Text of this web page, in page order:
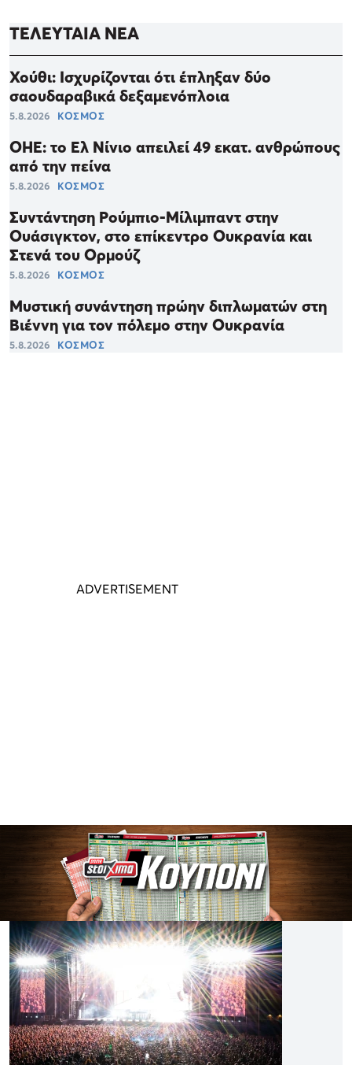
ΤΕΛΕΥΤΑΙΑ ΝΕΑ
Χούθι: Ισχυρίζονται ότι έπληξαν δύο
σαουδαραβικά δεξαμενόπλοια
5.8.2026 ΚΟΣΜΟΣ
ΟΗΕ: το Ελ Νίνιο απειλεί 49 εκατ. ανθρώπους
από την πείνα
5.8.2026 ΚΟΣΜΟΣ
Συντάντηση Ρούμπιο-Μίλιμπαντ στην
Ουάσιγκτον, στο επίκεντρο Ουκρανία και
Στενά του Ορμούζ
5.8.2026 ΚΟΣΜΟΣ
Μυστική συνάντηση πρώην διπλωματών στη
Βιέννη για τον πόλεμο στην Ουκρανία
5.8.2026 ΚΟΣΜΟΣ